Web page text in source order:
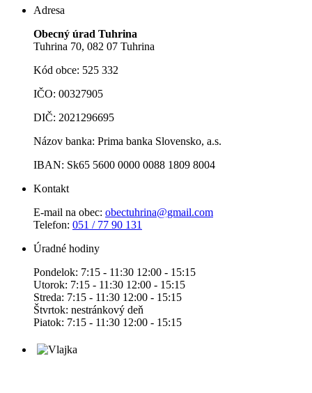
Adresa
Obecný úrad Tuhrina
Tuhrina 70, 082 07 Tuhrina
Kód obce: 525 332
IČO: 00327905
DIČ: 2021296695
Názov banka: Prima banka Slovensko, a.s.
IBAN: Sk65 5600 0000 0088 1809 8004
Kontakt
E-mail na obec: obectuhrina@gmail.com
Telefon: 051 / 77 90 131
Úradné hodiny
Pondelok: 7:15 - 11:30 12:00 - 15:15
Utorok: 7:15 - 11:30 12:00 - 15:15
Streda: 7:15 - 11:30 12:00 - 15:15
Štvrtok: nestránkový deň
Piatok: 7:15 - 11:30 12:00 - 15:15